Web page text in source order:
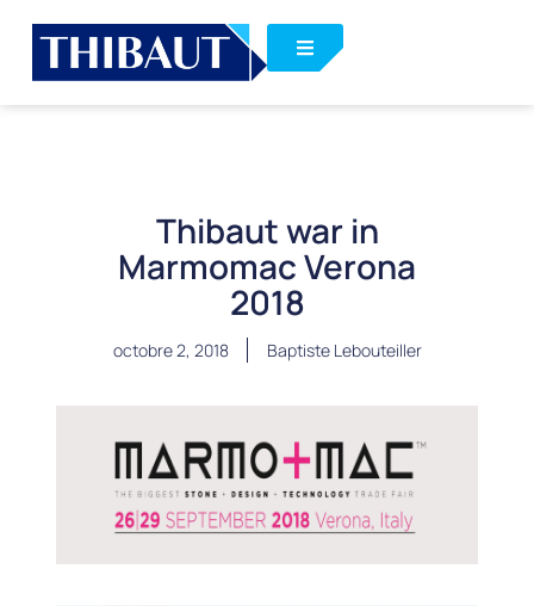
Thibaut war in
Marmomac Verona
2018
octobre 2, 2018 Baptiste Lebouteiller